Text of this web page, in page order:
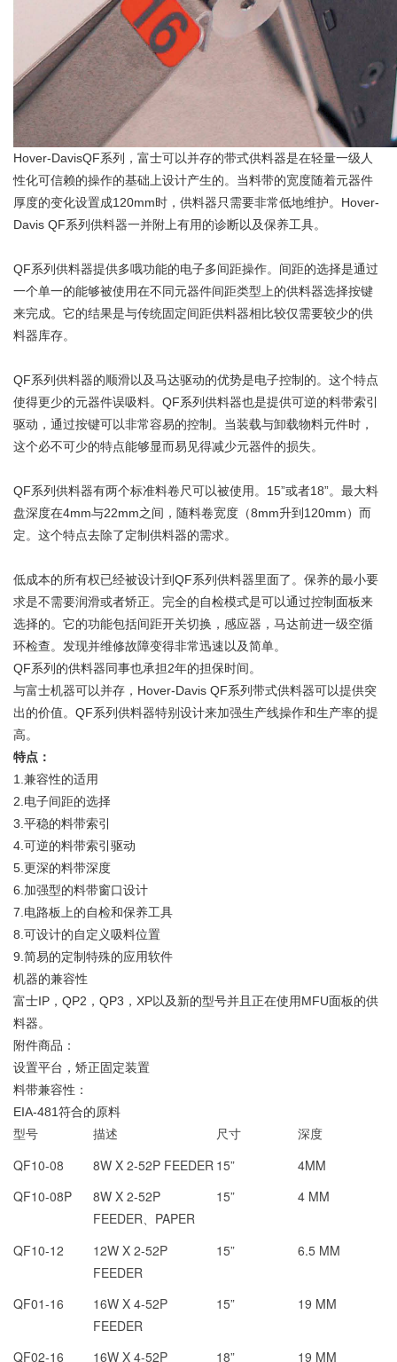
Hover-DavisQF系列，富士可以并存的带式供料器是在轻量一级人
性化可信赖的操作的基础上设计产生的。当料带的宽度随着元器件
厚度的变化设置成120mm时，供料器只需要非常低地维护。 Hover-
Davis QF系列供料器一并附上有用的诊断以及保养工具。
QF系列供料器提供多哦功能的电子多间距操作。间距的选择是通过
一个单一的能够被使用在不同元器件间距类型上的供料器选择按键
来完成。它的结果是与传统固定间距供料器相比较仅需要较少的供
料器库存。
QF系列供料器的顺滑以及马达驱动的优势是电子控制的。这个特点
使得更少的元器件误吸料。 QF系列供料器也是提供可逆的料带索引
驱动，通过按键可以非常容易的控制。当装载与卸载物料元件时，
这个必不可少的特点能够显而易见得减少元器件的损失。
QF系列供料器有两个标准料卷尺可以被使用。 15”或者18”。最大料
盘深度在4mm与22mm之间，随料卷宽度（8mm升到 120mm）而
定。这个特点去除了定制供料器的需求。
低成本的所有权已经被设计到QF系列供料器里面了。保养的最小要
求是不需要润滑或者矫正。完全的自检模式是可以通过控制面板来
选择的。它的功能包括间距开关切换，感应器，马达前进一级空循
环检查。发现并维修故障变得非常迅速以及简单。
QF系列的供料器同事也承担2年的担保时间。
与富士机器可以并存， Hover-Davis QF系列带式供料器可以提供突
出的价值。 QF系列供料器特别设计来加强生产线操作和生产率的提
高。
特点：
1. 兼容性的适用
2. 电子间距的选择
3. 平稳的料带索引
4. 可逆的料带索引驱动
5. 更深的料带深度
6. 加强型的料带窗口设计
7. 电路板上的自检和保养工具
8. 可设计的自定义吸料位置
9. 简易的定制特殊的应用软件
机器的兼容性
富士IP ， QP2 ， QP3 ， XP以及新的型号并且正在使用MFU面板的供
料器。
附件商品：
设置平台，矫正固定装置
料带兼容性：
EIA-481符合的原料
型号 描述 尺寸 深度
QF10-08 8W X 2-52P FEEDER 15”
4MM
QF10-08P
8W X 2-52P
FEEDER、 PAPER
15” 4 MM
QF10-12
12W X 2-52P
FEEDER
15” 6.5 MM
QF01-16
16W X 4-52P
FEEDER
15” 19 MM
QF02-16 16W X 4-52P 18” 19 MM